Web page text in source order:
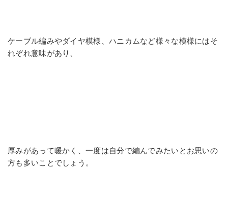
ケーブル編みやダイヤ模様、ハニカムなど様々な模様にはそ
れぞれ意味があり、
厚みがあって暖かく、一度は自分で編んでみたいとお思いの
方も多いことでしょう。